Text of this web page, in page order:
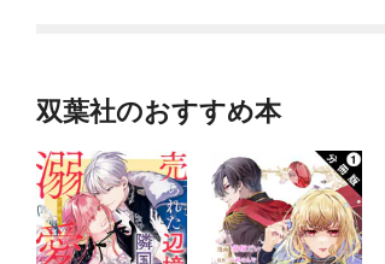
双葉社のおすすめ本